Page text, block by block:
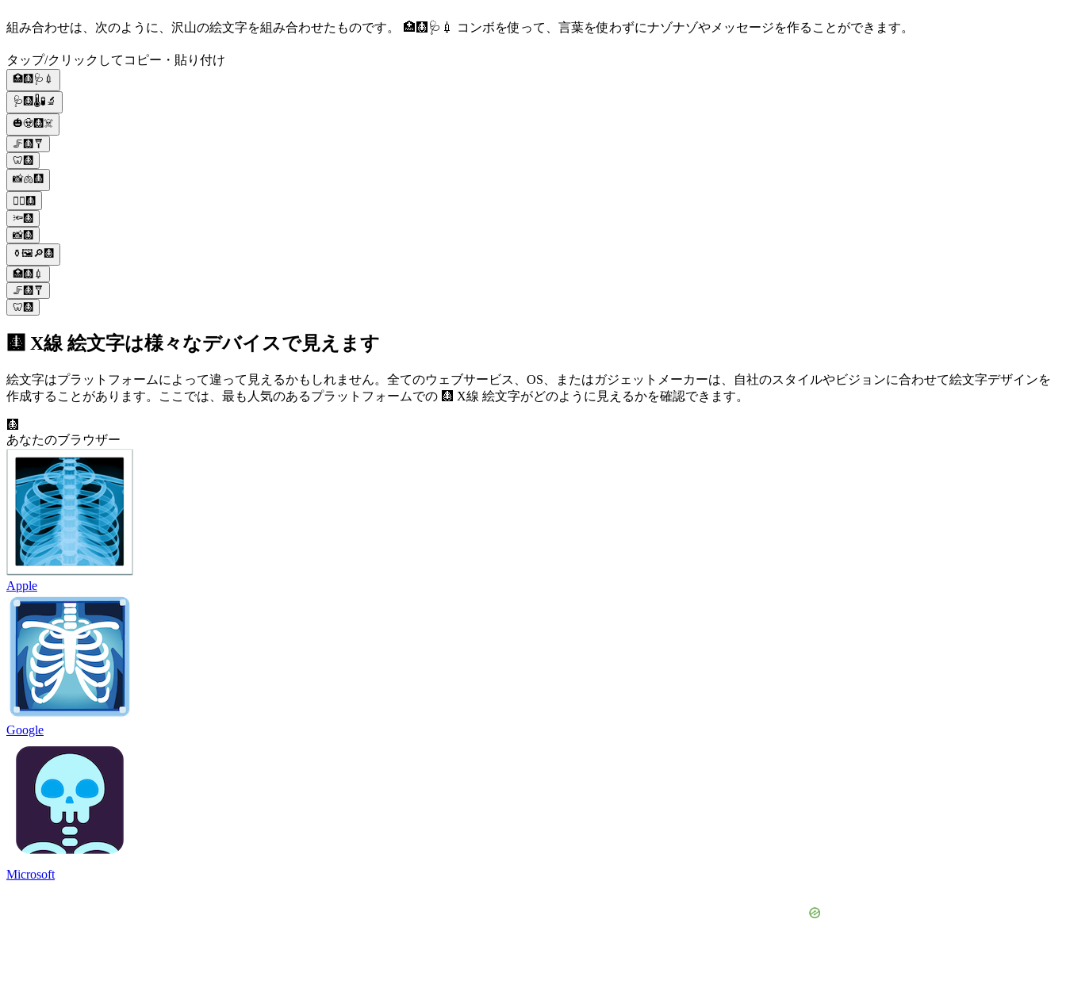
組み合わせは、次のように、沢山の絵文字を組み合わせたものです。 🏥🩻🩺💉 コンボを使って、言葉を使わずにナゾナゾやメッセージを作ることができます。
タップ/クリックしてコピー・貼り付け
🏥🩻🩺💉
🩺🩻🌡🧪🔬
🎃🧟🩻☠️
🦵🩻🩼
🦷🩻
📸🫁🩻
👨‍⚕️🩻
🔦🩻
📸🩻
⚱️🖼🔎🩻
🏥🩻💉
🦵🩻🩼
🦷🩻
🩻 X線 絵文字は様々なデバイスで見えます
絵文字はプラットフォームによって違って見えるかもしれません。全てのウェブサービス、OS、またはガジェットメーカーは、自社のスタイルやビジョンに合わせて絵文字デザインを
作成することがあります。ここでは、最も人気のあるプラットフォームでの 🩻 X線 絵文字がどのように見えるかを確認できます。
🩻
あなたのブラウザー
Apple
Google
Microsoft